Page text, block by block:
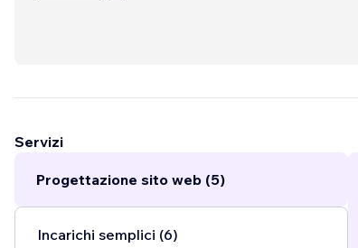
【サイトを見るお客様がどう思うか？】
Servizi
Progettazione sito web (5)
Incarichi semplici (6)